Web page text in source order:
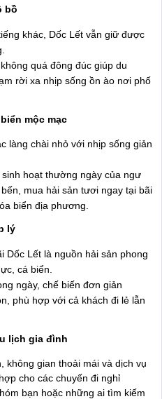
bồ
khác, Dốc Lết vẫn giữ được
quá đông đúc giúp du
rời xa nhịp sống ồn ào nơi phố
mộc mạc
làng chài nhỏ với nhịp sống giản
hoạt thường ngày của ngư
mua hải sản tươi ngay tại bãi
biển địa phương.
lý
Dốc Lết là nguồn hải sản phong
cá biển.
ngày, chế biến đơn giản
phù hợp với cả khách đi lẻ lẫn
lịch gia đình
không gian thoải mái và dịch vụ
cho các chuyến đi nghỉ
bạn hoặc những ai tìm kiếm